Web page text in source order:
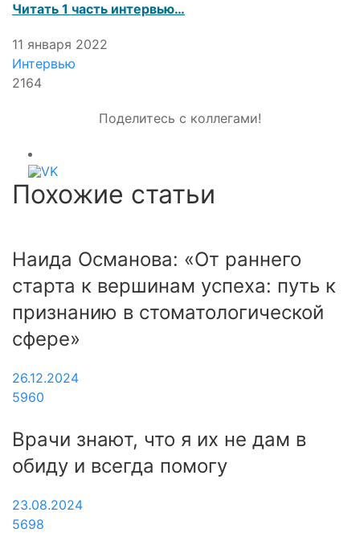
Читать 1 часть интервью…
11 января 2022
Интервью
2164
Поделитесь с коллегами!
Похожие статьи
Наида Османова: «От раннего
старта к вершинам успеха: путь к
признанию в стоматологической
сфере»
26.12.2024
5960
Врачи знают, что я их не дам в
обиду и всегда помогу
23.08.2024
5698